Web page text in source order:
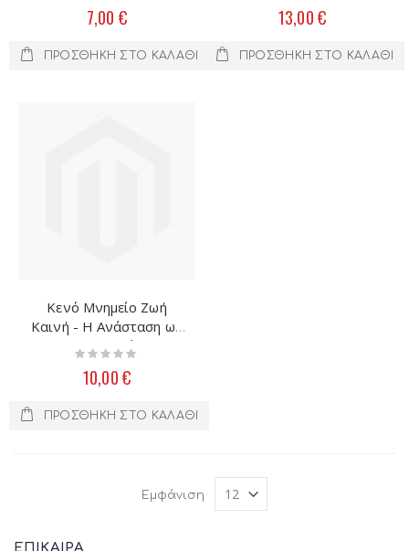
7,00 €
ΠΡΟΣΘΉΚΗ ΣΤΟ ΚΑΛΆΘΙ
13,00 €
ΠΡΟΣΘΉΚΗ ΣΤΟ ΚΑΛΆΘΙ
Κενό Μνημείο Ζωή
Καινή - Η Ανάσταση ως
Κλήση και Πρόκληση
Rating:
10,00 €
ΠΡΟΣΘΉΚΗ ΣΤΟ ΚΑΛΆΘΙ
Εμφάνιση